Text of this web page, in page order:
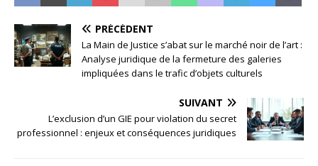
PRÉCÉDENT
La Main de Justice s’abat sur le marché noir de l’art :
Analyse juridique de la fermeture des galeries
impliquées dans le trafic d’objets culturels
SUIVANT
L’exclusion d’un GIE pour violation du secret
professionnel : enjeux et conséquences juridiques